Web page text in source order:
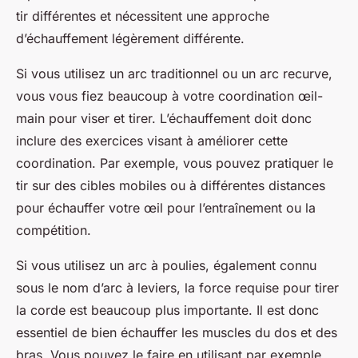
tir différentes et nécessitent une approche
d’échauffement légèrement différente.
Si vous utilisez un arc traditionnel ou un arc recurve,
vous vous fiez beaucoup à votre coordination œil-
main pour viser et tirer. L’échauffement doit donc
inclure des exercices visant à améliorer cette
coordination. Par exemple, vous pouvez pratiquer le
tir sur des cibles mobiles ou à différentes distances
pour échauffer votre œil pour l’entraînement ou la
compétition.
Si vous utilisez un arc à poulies, également connu
sous le nom d’arc à leviers, la force requise pour tirer
la corde est beaucoup plus importante. Il est donc
essentiel de bien échauffer les muscles du dos et des